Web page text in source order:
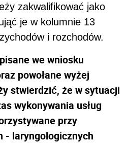
zakwalifikować jako
je w kolumnie 13
i rozchodów.
we wniosku
powołane wyżej
stwierdzić, że w sytuacji
wykonywania usług
przy
- laryngologicznych